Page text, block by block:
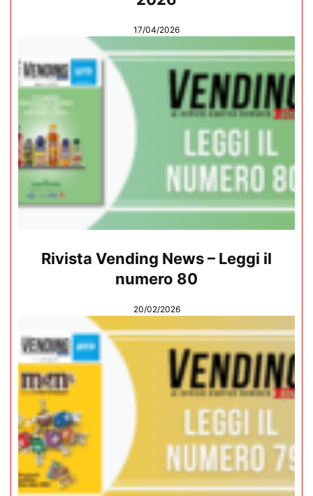
17/04/2026
Rivista Vending News – Leggi il
numero 80
20/02/2026